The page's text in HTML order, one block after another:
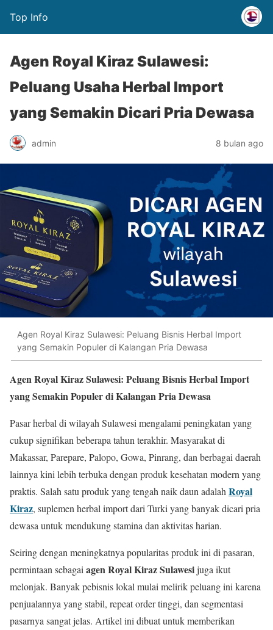
Top Info
Agen Royal Kiraz Sulawesi:
Peluang Usaha Herbal Import
yang Semakin Dicari Pria Dewasa
admin 8 bulan ago
Agen Royal Kiraz Sulawesi: Peluang Bisnis Herbal Import
yang Semakin Populer di Kalangan Pria Dewasa
Agen Royal Kiraz Sulawesi: Peluang Bisnis Herbal Import
yang Semakin Populer di Kalangan Pria Dewasa
Pasar herbal di wilayah Sulawesi mengalami peningkatan yang
cukup signifikan beberapa tahun terakhir. Masyarakat di
Makassar, Parepare, Palopo, Gowa, Pinrang, dan berbagai daerah
lainnya kini lebih terbuka dengan produk kesehatan modern yang
praktis. Salah satu produk yang tengah naik daun adalah Royal
Kiraz, suplemen herbal import dari Turki yang banyak dicari pria
dewasa untuk mendukung stamina dan aktivitas harian.
Seiring dengan meningkatnya popularitas produk ini di pasaran,
permintaan sebagai agen Royal Kiraz Sulawesijuga ikut
melonjak. Banyak pebisnis lokal mulai melirik peluang ini karena
penjualannya yang stabil, repeat order tinggi, dan segmentasi
pasarnya sangat jelas. Artikel ini dibuat untuk memberikan